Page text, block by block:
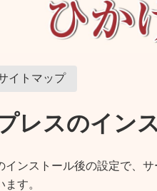
イトマップ
レスのイン
インストール後の設定で、
す。